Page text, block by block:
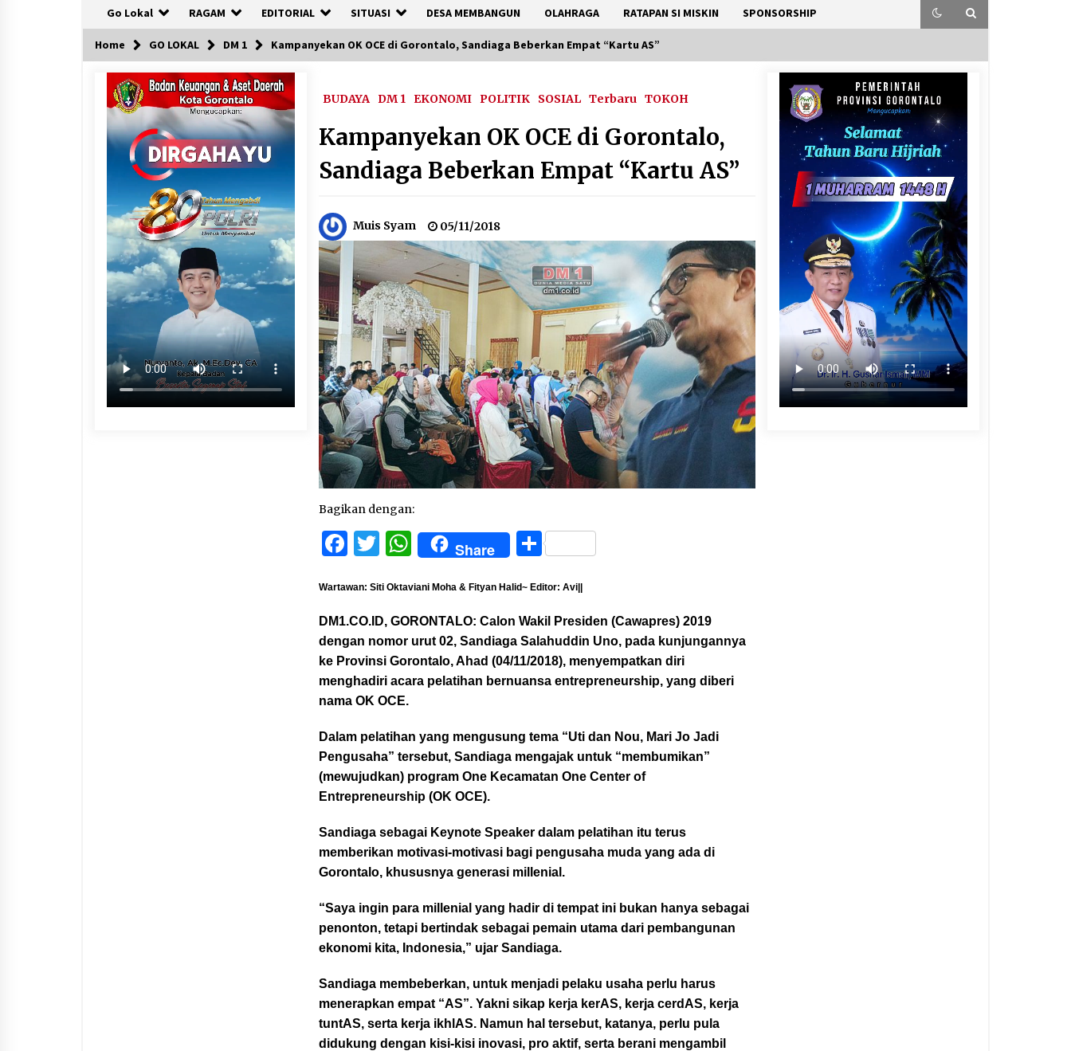
Go Lokal RAGAM EDITORIAL SITUASI DESA MEMBANGUN OLAHRAGA RATAPAN SI MISKIN SPONSORSHIP
Home GO LOKAL DM 1 Kampanyekan OK OCE di Gorontalo, Sandiaga Beberkan Empat “Kartu AS”
BUDAYA DM 1 EKONOMI POLITIK SOSIAL Terbaru TOKOH
Kampanyekan OK OCE di Gorontalo,
Sandiaga Beberkan Empat “Kartu AS”
Muis Syam 05/11/2018
Bagikan dengan:
Facebook
Twitter
WhatsApp
Share Share
Wartawan: Siti Oktaviani Moha & Fityan Halid~ Editor: Avi||
DM1.CO.ID, GORONTALO: Calon Wakil Presiden (Cawapres) 2019
dengan nomor urut 02, Sandiaga Salahuddin Uno, pada kunjungannya
ke Provinsi Gorontalo, Ahad (04/11/2018), menyempatkan diri
menghadiri acara pelatihan bernuansa entrepreneurship, yang diberi
nama OK OCE.
Dalam pelatihan yang mengusung tema “Uti dan Nou, Mari Jo Jadi
Pengusaha” tersebut, Sandiaga mengajak untuk “membumikan”
(mewujudkan) program One Kecamatan One Center of
Entrepreneurship (OK OCE).
Sandiaga sebagai Keynote Speaker dalam pelatihan itu terus
memberikan motivasi-motivasi bagi pengusaha muda yang ada di
Gorontalo, khususnya generasi millenial.
“Saya ingin para millenial yang hadir di tempat ini bukan hanya sebagai
penonton, tetapi bertindak sebagai pemain utama dari pembangunan
ekonomi kita, Indonesia,” ujar Sandiaga.
Sandiaga membeberkan, untuk menjadi pelaku usaha perlu harus
menerapkan empat “AS”. Yakni sikap kerja kerAS, kerja cerdAS, kerja
tuntAS, serta kerja ikhlAS. Namun hal tersebut, katanya, perlu pula
didukung dengan kisi-kisi inovasi, pro aktif, serta berani mengambil